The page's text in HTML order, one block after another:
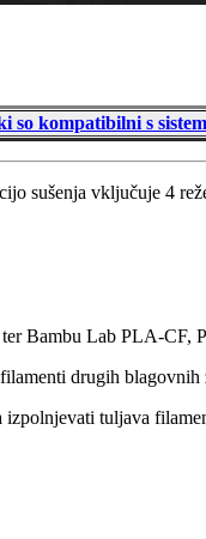
so kompatibilni s
sušenja vključuje 4
Bambu Lab PLA-CF,
drugih blagovnih
tuljava